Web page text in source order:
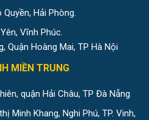
Hải Phòng.
Vĩnh Phúc.
Quận Hoàng Mai, TP Hà Nội
MIỀN TRUNG
quận Hải Châu, TP Đà Nẵng
Minh Khang, Nghi Phú, TP. Vinh,